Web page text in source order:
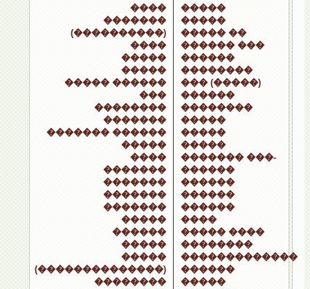
����
�������
(����������)
����
�����
�����
����� ������
���
��������
�������
������� ������
�����
����
�������
�������
�������
�������
�����
������
�����
�����
(��������������)
��������
�����
�����
����� ��
������ ���
������
��������
��� (�����)
������
��������
�����
�����
�����
������� ���-
������
������
������
������
����
����� ����
��������
�������������
������
�����